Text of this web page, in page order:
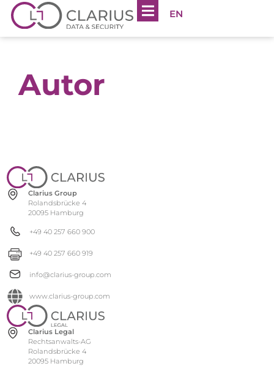
EN
Autor
Clarius Group
Rolandsbrücke 4
20095 Hamburg
+49 40 257 660 900
+49 40 257 660 919
info@clarius-group.com
www.clarius-group.com
Clarius Legal
Rechtsanwalts-AG
Rolandsbrücke 4
20095 Hamburg